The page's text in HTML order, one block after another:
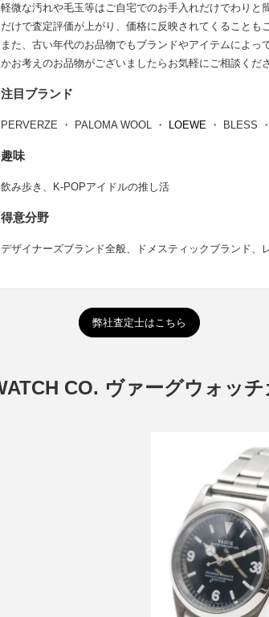
軽微な汚れや毛玉等はご自宅でのお手入れだけでわり
だけで査定評価が上がり、価格に反映されてくることも
また、古い年代のお品物でもブランドやアイテムによ
かお考えのお品物がございましたらお気軽にご相談くださ
注目ブランド
PERVERZE ・ PALOMA WOOL ・ LOEWE ・ BLESS ・
趣味
飲み歩き、K-POPアイドルの推し活
得意分野
デザイナーズブランド全般、ドメスティックブランド、
弊社査定士はこちら
CO. ヴァーグウォッ
ヴァーグウォッチ ×
ダクツ BB EX1
式腕時
詳しく見